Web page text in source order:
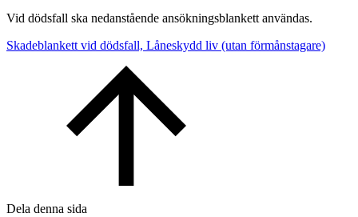
Vid dödsfall ska nedanstående ansökningsblankett användas.
Skadeblankett vid dödsfall, Låneskydd liv (utan förmånstagare)
Dela denna sida